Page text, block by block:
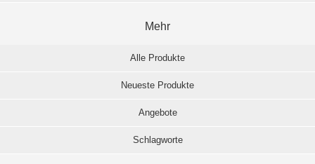
Mehr
Alle Produkte
Neueste Produkte
Angebote
Schlagworte